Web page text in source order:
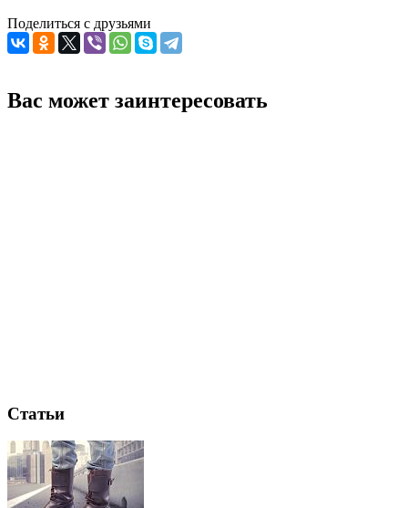
Поделиться с друзьями
Вас может заинтересовать
Статьи